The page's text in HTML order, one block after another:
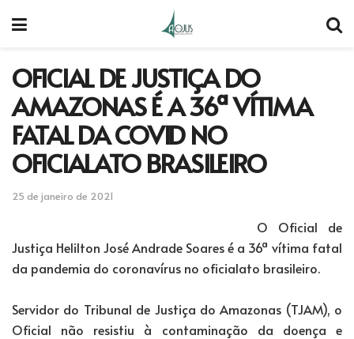
OFICIAL DE JUSTIÇA DO
AMAZONAS É A 36ª VÍTIMA
FATAL DA COVID NO
OFICIALATO BRASILEIRO
25 de janeiro de 2021
O Oficial de
Justiça Helilton José Andrade Soares é a 36ª vítima fatal
da pandemia do coronavírus no oficialato brasileiro.
Servidor do Tribunal de Justiça do Amazonas (TJAM), o
Oficial não resistiu à contaminação da doença e